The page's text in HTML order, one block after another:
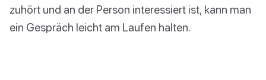
zuhört und an der Person interessiert ist, kann man
ein Gespräch leicht am Laufen halten.